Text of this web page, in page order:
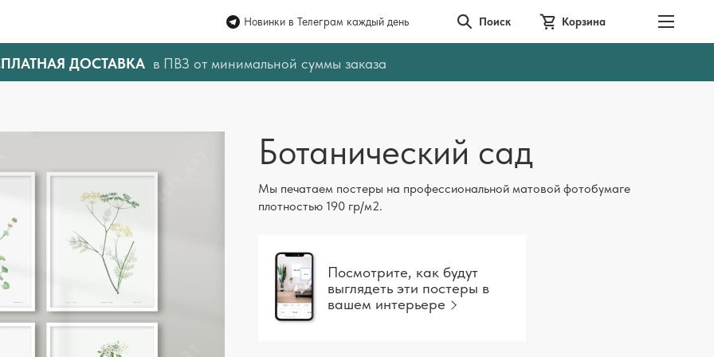
Новинки в Телеграм каждый день Поиск Корзина
ДОСТАВКА в ПВЗ от минимальной суммы заказа
Ботанический сад
Мы печатаем постеры на профессиональной матовой фотобумаге
плотностью 190 гр/м2.
Посмотрите, как будут
выглядеть эти постеры в
вашем интерьере